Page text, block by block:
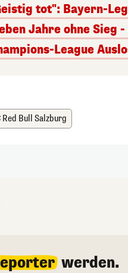
tot": Bayern-
Jahre ohne Sieg
League
Red Bull Salzburg
werden.